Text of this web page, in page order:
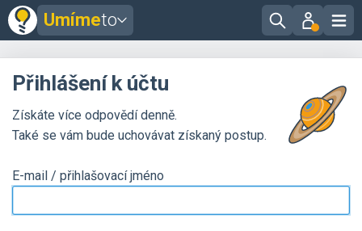
Umímeto
Přihlášení k účtu
Získáte více odpovědí denně.
Také se vám bude uchovávat získaný postup.
E-mail / přihlašovací jméno